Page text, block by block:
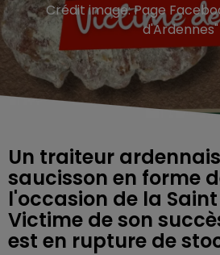
Crédit image:Page
d'Ardennes"
Un traiteur
saucisson en forme
l'occasion de la
Victime de son
est en rupture de